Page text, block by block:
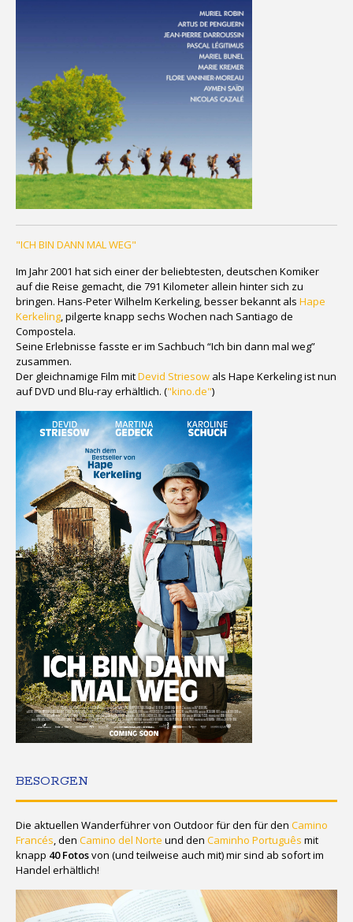
"ICH BIN DANN MAL WEG"
Im Jahr 2001 hat sich einer der beliebtesten, deutschen Komiker
auf die Reise gemacht, die 791 Kilometer allein hinter sich zu
bringen. Hans-Peter Wilhelm Kerkeling, besser bekannt als Hape
Kerkeling, pilgerte knapp sechs Wochen nach Santiago de
Compostela.
Seine Erlebnisse fasste er im Sachbuch “Ich bin dann mal weg”
zusammen.
Der gleichnamige Film mitDevid Striesow als Hape Kerkeling ist nun
auf DVD und Blu-ray erhältlich. ("kino.de")
BESORGEN
Die aktuellen Wanderführer von Outdoor für den für den Camino
Francés, den Camino del Norte und den Caminho Português mit
knapp 40 Fotosvon (und teilweise auch mit) mir sind ab sofort im
Handel erhältlich!